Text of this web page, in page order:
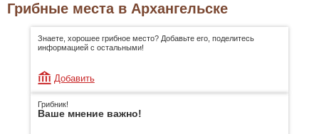
Грибные места в Архангельске
Знаете, хорошее грибное место? Добавьте его, поделитесь
информацией с остальными!
Добавить
Грибник!
Ваше мнение важно!